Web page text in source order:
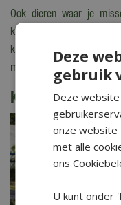
Ook dieren waar je
krijgen van de warmte.
kippenhok en
met een oud wit laken.
Kijk ook eens
Deze
gebruik
Deze
onze website
met alle
ons
U kunt onder